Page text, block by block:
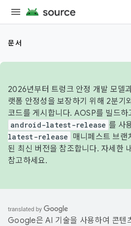
문서
2026년부터 트렁크 안정 개발 모델
랫폼 안정성을 보장하기 위해 2분기
코드를 게시합니다. AOSP를 빌드하
android-latest-release 를 사
latest-release
매니페스트 브랜
된 최신 버전을 참조합니다. 자세한
참고하세요.
Google은 AI 기술을 사용하여 콘텐